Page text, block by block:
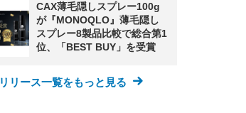
CAX薄毛隠しスプレー100g
が『MONOQLO』薄毛隠し
スプレー8製品比較で総合第1
位、「BEST BUY」を受賞
リリース一覧をもっと見る